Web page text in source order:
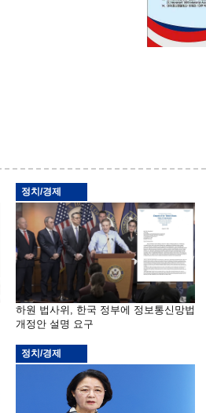
정치/경제
하원 법사위, 한국 정부에 정보통신망법
개정안 설명 요구
정치/경제